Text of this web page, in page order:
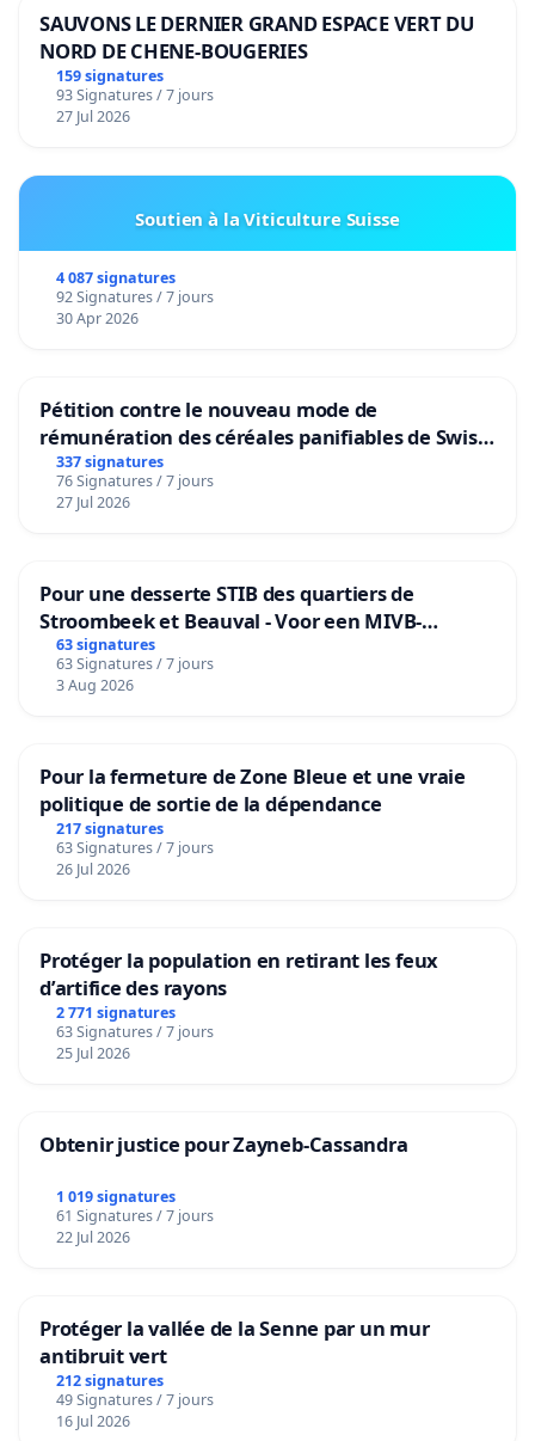
SAUVONS LE DERNIER GRAND ESPACE VERT DU
NORD DE CHENE-BOUGERIES
159 signatures
93 Signatures / 7 jours
27 Jul 2026
Soutien à la Viticulture Suisse
4 087 signatures
92 Signatures / 7 jours
30 Apr 2026
Pétition contre le nouveau mode de
rémunération des céréales panifiables de Swiss
granum basé sur la teneur en protéines
337 signatures
76 Signatures / 7 jours
27 Jul 2026
Pour une desserte STIB des quartiers de
Stroombeek et Beauval - Voor een MIVB-
bediening van de wijken Strombeek en Het
Voor
63 signatures
63 Signatures / 7 jours
3 Aug 2026
Pour la fermeture de Zone Bleue et une vraie
politique de sortie de la dépendance
217 signatures
63 Signatures / 7 jours
26 Jul 2026
Protéger la population en retirant les feux
d’artifice des rayons
2 771 signatures
63 Signatures / 7 jours
25 Jul 2026
Obtenir justice pour Zayneb-Cassandra
1 019 signatures
61 Signatures / 7 jours
22 Jul 2026
Protéger la vallée de la Senne par un mur
antibruit vert
212 signatures
49 Signatures / 7 jours
16 Jul 2026